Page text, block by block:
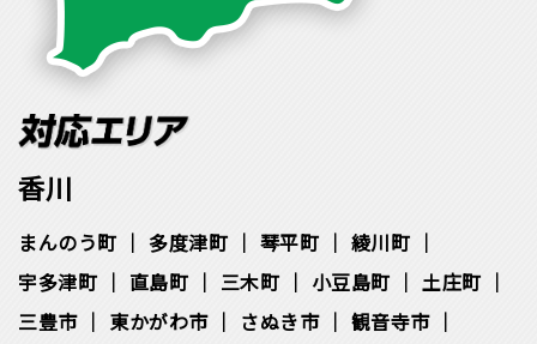
香川
まんのう町 多度津町 琴平町
綾川町
宇多津町
直島町 三木町 小豆島町
土庄町
三豊市
東かがわ市 さぬき市
観音寺市